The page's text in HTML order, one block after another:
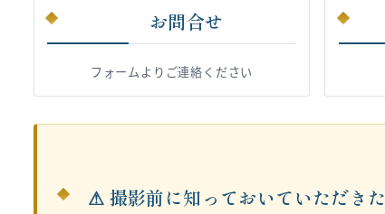
お問合せ
フォームよりご連絡ください
⚠ 撮影前に知っておいていただき